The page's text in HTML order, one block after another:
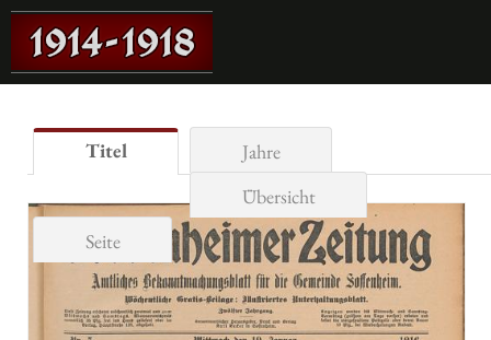
Titel
Jahre
Übersicht
Seite